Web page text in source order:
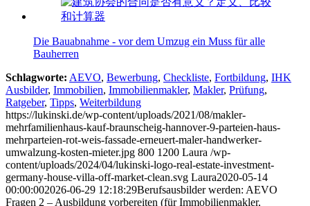
Die Bauabnahme - vor dem Umzug ein Muss für alle
Bauherren
Schlagworte: AEVO, Bewerbung, Checkliste, Fortbildung, IHK
Ausbilder, Immobilien, Immobilienmakler, Makler, Prüfung,
Ratgeber, Tipps, Weiterbildung
https://lukinski.de/wp-content/uploads/2021/08/makler-
mehrfamilienhaus-kauf-braunscheig-hannover-9-parteien-haus-
mehrparteien-rot-weis-fassade-erneuert-maler-handwerker-
umwalzung-kosten-mieter.jpg 800 1200 Laura /wp-
content/uploads/2024/04/lukinski-logo-real-estate-investment-
germany-house-villa-off-market-clean.svg Laura2020-05-14
00:00:002026-06-29 12:18:29Berufsausbilder werden: AEVO
Fragen 2 – Ausbildung vorbereiten (für Immobilienmakler,